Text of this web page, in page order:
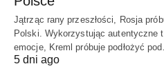
Jątrząc rany przeszłości, Rosja
Polski. Wykorzystując autentyczne
emocje, Kreml próbuje podłożyć
5 dni ago